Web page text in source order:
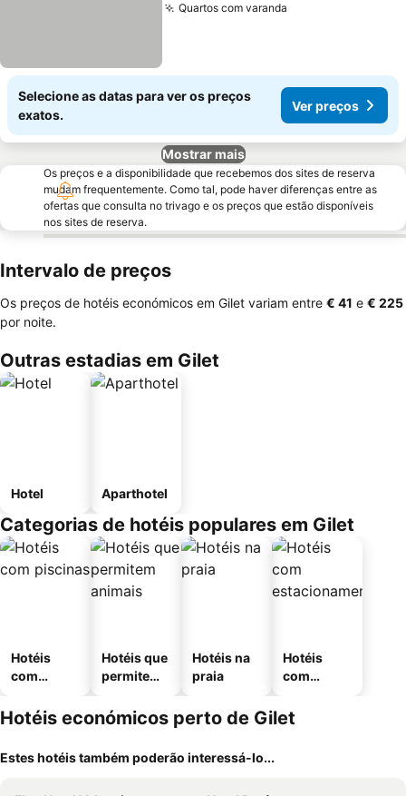
Quartos com varanda
Selecione as datas para ver os preços
exatos.
Ver preços
Mostrar mais
Os preços e a disponibilidade que recebemos dos sites de reserva
mudam frequentemente. Como tal, pode haver diferenças entre as
ofertas que consulta no trivago e os preços que estão disponíveis
nos sites de reserva.
Intervalo de preços
Os preços de hotéis económicos em Gilet variam entre ‎€ 41 e ‎€ 225
por noite.
Outras estadias em Gilet
Hotel Aparthotel
Categorias de hotéis populares em Gilet
Hotéis
com
Hotéis que
permitem
Hotéis na
praia
Hotéis
com
mento
Hotéis económicos perto de Gilet
Estes hotéis também poderão interessá-lo...